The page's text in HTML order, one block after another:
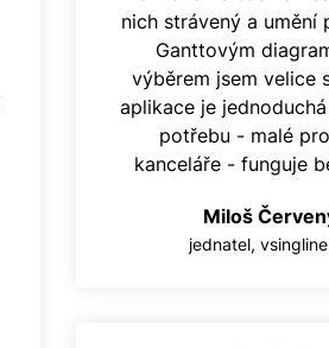
nich strávený a umění
Ganttovým
výběrem jsem velice
aplikace je
potřebu - malé
kanceláře - funguje
Miloš
jednatel,